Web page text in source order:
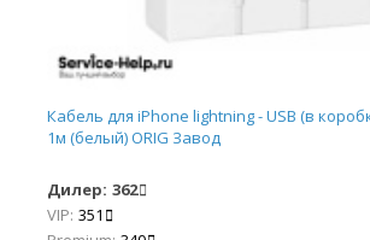
Кабель для iPhone lightning - USB (в
1м (белый) ORIG Завод
Дилер: 362
VIP: 351